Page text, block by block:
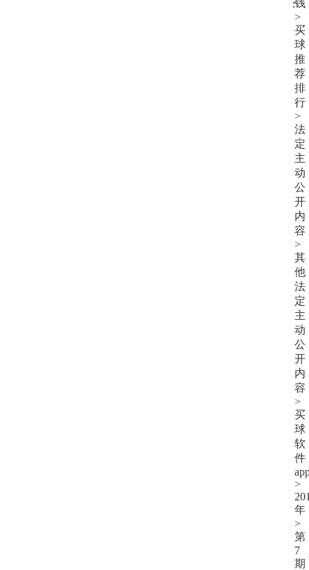
：
钱
>
买
球
推
荐
排
行
>
法
定
主
动
公
开
内
容
>
其
他
法
定
主
动
公
开
内
容
>
买
球
软
件
>
年
>
第
7
期